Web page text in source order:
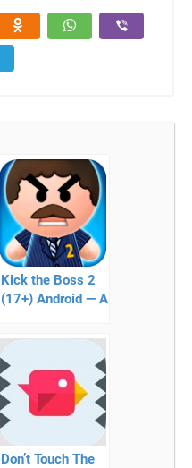
Kick the Boss 2
(17+) Android — А
издеваться ?
Don’t Touch The